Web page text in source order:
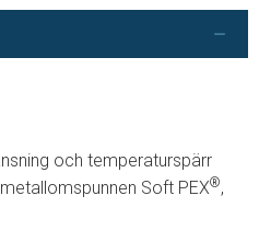
och temperaturspärr
Soft PEX®,